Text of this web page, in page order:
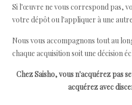
Si l'œuvre ne vous correspond pas,
votre dépôt ou l'appliquer à une
Nous vous accompagnons tout au
chaque acquisition soit une décision
Chez Saisho, vous n'acquérez pas
acquérez avec